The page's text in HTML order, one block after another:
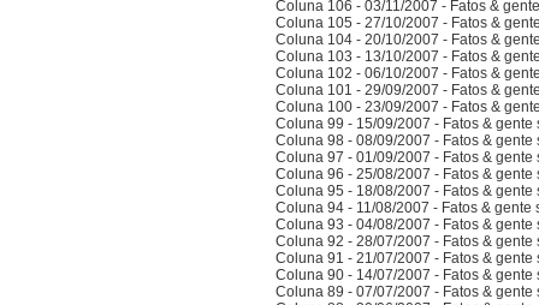
Coluna 106 - 03/11/2007 - Fatos &
Coluna 105 - 27/10/2007 - Fatos &
Coluna 104 - 20/10/2007 - Fatos &
Coluna 103 - 13/10/2007 - Fatos &
Coluna 102 - 06/10/2007 - Fatos &
Coluna 101 - 29/09/2007 - Fatos &
Coluna 100 - 23/09/2007 - Fatos &
Coluna 99 - 15/09/2007 - Fatos &
Coluna 98 - 08/09/2007 - Fatos &
Coluna 97 - 01/09/2007 - Fatos &
Coluna 96 - 25/08/2007 - Fatos &
Coluna 95 - 18/08/2007 - Fatos &
Coluna 94 - 11/08/2007 - Fatos &
Coluna 93 - 04/08/2007 - Fatos &
Coluna 92 - 28/07/2007 - Fatos &
Coluna 91 - 21/07/2007 - Fatos &
Coluna 90 - 14/07/2007 - Fatos &
Coluna 89 - 07/07/2007 - Fatos &